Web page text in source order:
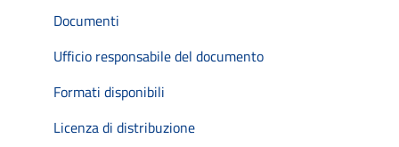
Documenti
Ufficio responsabile del documento
Formati disponibili
Licenza di distribuzione